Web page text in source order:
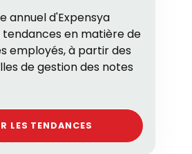
annuel d'Expensya
en matière de
employés, à partir des
de gestion des notes
LES TENDANCES